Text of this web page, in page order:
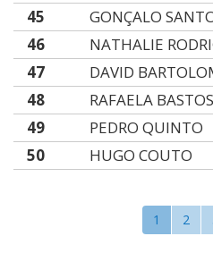
45
GONÇALO
46
NATHALIE
47
DAVID
48
RAFAELA BASTOS
49
PEDRO QUINTO
50
HUGO COUTO
1 2